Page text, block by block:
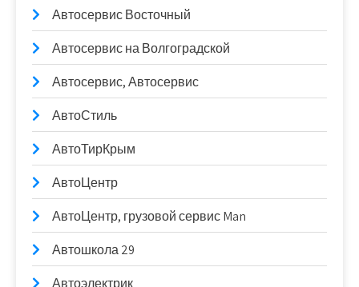
Автосервис Восточный
Автосервис на Волгоградской
Автосервис, Автосервис
АвтоСтиль
АвтоТирКрым
АвтоЦентр
АвтоЦентр, грузовой сервис Man
Автошкола 29
Автоэлектрик